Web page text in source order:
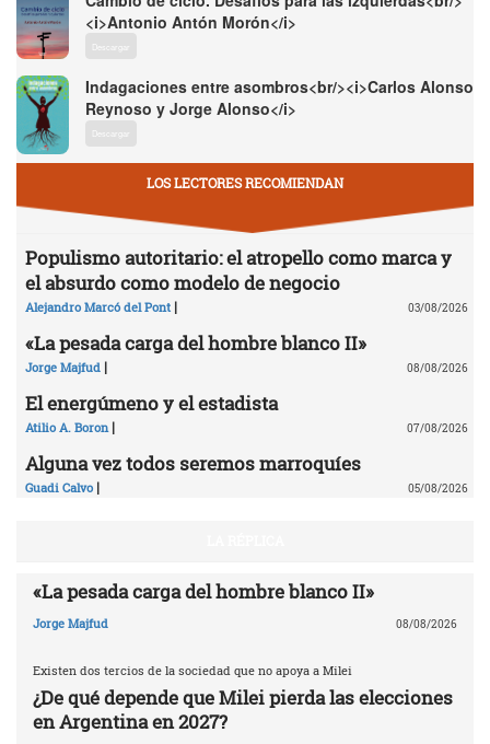
<i>Antonio Antón Morón</i>
Descargar
Indagaciones entre asombros<br/><i>Carlos Alonso
Reynoso y Jorge Alonso</i>
Descargar
LOS LECTORES RECOMIENDAN
Populismo autoritario: el atropello como marca y
el absurdo como modelo de negocio
Alejandro Marcó del Pont | 03/08/2026
«La pesada carga del hombre blanco II»
Jorge Majfud | 08/08/2026
El energúmeno y el estadista
Atilio A. Boron | 07/08/2026
Alguna vez todos seremos marroquíes
Guadi Calvo | 05/08/2026
«La pesada carga del hombre blanco II»
Jorge Majfud 08/08/2026
Existen dos tercios de la sociedad que no apoya a Milei
¿De qué depende que Milei pierda las elecciones
en Argentina en 2027?